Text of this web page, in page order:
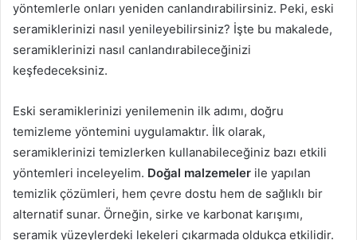
yöntemlerle onları yeniden canlandırabilirsiniz. Peki, eski
seramiklerinizi nasıl yenileyebilirsiniz? İşte bu makalede,
seramiklerinizi nasıl canlandırabileceğinizi
keşfedeceksiniz.
Eski seramiklerinizi yenilemenin ilk adımı, doğru
temizleme yöntemini uygulamaktır. İlk olarak,
seramiklerinizi temizlerken kullanabileceğiniz bazı etkili
yöntemleri inceleyelim. Doğal malzemeler ile yapılan
temizlik çözümleri, hem çevre dostu hem de sağlıklı bir
alternatif sunar. Örneğin, sirke ve karbonat karışımı,
seramik yüzeylerdeki lekeleri çıkarmada oldukça etkilidir.